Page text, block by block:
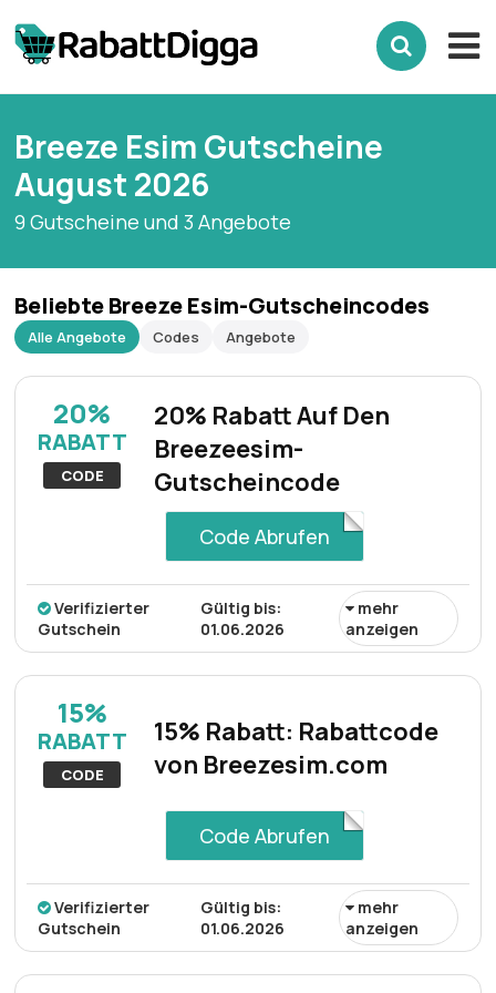
Breeze Esim Gutscheine
August 2026
9 Gutscheine und 3 Angebote
Beliebte Breeze Esim-Gutscheincodes
Alle Angebote Codes Angebote
20%
RABATT
CODE
20% Rabatt Auf Den
Breezeesim-
Gutscheincode
Code Abrufen
Verifizierter
Gutschein
Gültig bis:
01.06.2026
mehr
anzeigen
Angebot ermöglicht Käufern erhebliche Ersparnisse bei
allen Produkten, verbessert das Einkaufserlebnis
insgesamt und bietet ein hervorragendes Preis-
15%
RABATT
CODE
15% Rabatt: Rabattcode
von Breezesim.com
Code Abrufen
Verifizierter
Gutschein
Gültig bis:
01.06.2026
mehr
anzeigen